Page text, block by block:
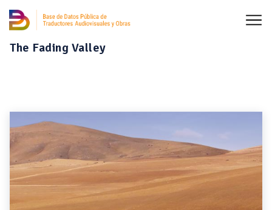
The Fading Valley